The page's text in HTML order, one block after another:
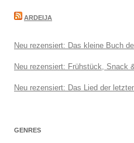
ARDEIJA
Neu rezensiert: Das kleine Buch
Neu rezensiert: Frühstück, Snack
Neu rezensiert: Das Lied der
GENRES